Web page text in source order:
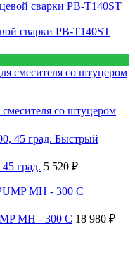
сварки PB-T140ST
со штуцером
Быстрый
град. 5 520 ₽
МН - 300 С 18 980 ₽